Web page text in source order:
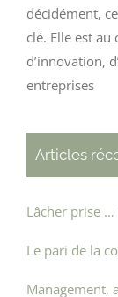
décidément,
clé. Elle est
d’innovation,
entreprises
Articles
Lâcher prise …
Le pari de la
Management,